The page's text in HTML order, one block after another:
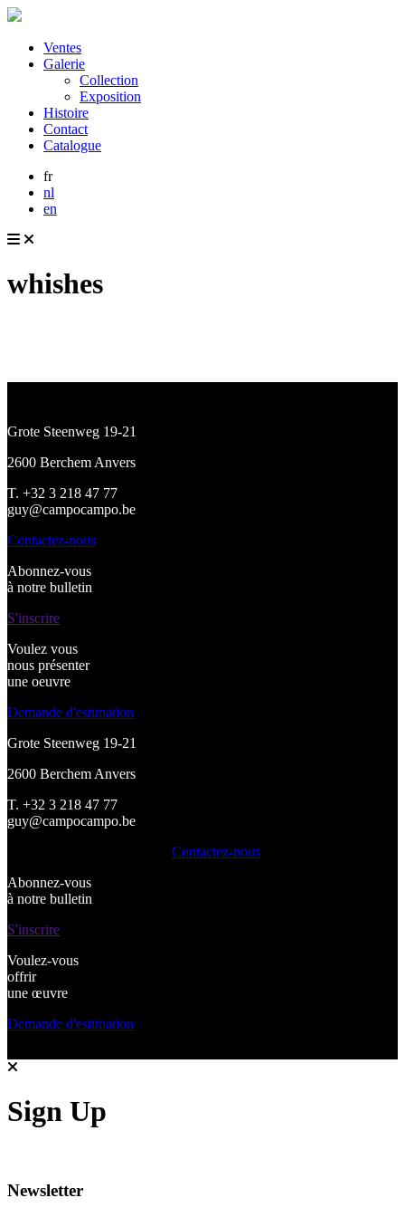
Ventes
Galerie
Collection
Exposition
Histoire
Contact
Catalogue
fr
nl
en
whishes
Grote Steenweg 19-21
2600 Berchem Anvers
T. +32 3 218 47 77
guy@campocampo.be
Contactez-nous
Abonnez-vous
à notre bulletin
S'inscrire
Voulez vous
nous présenter
une oeuvre
Demande d'estimation
Grote Steenweg 19-21
2600 Berchem Anvers
T. +32 3 218 47 77
guy@campocampo.be
Contactez-nous
Abonnez-vous
à notre bulletin
S'inscrire
Voulez-vous
offrir
une œuvre
Demande d'estimation
Sign Up
Newsletter